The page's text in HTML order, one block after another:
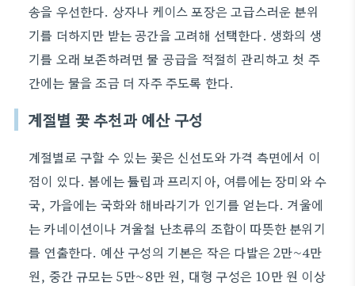
송을 우선한다. 상자나 케이스 포장은 고급스러운 분위
기를 더하지만 받는 공간을 고려해 선택한다. 생화의 생
기를 오래 보존하려면 물 공급을 적절히 관리하고 첫 주
간에는 물을 조금 더 자주 주도록 한다.
계절별 꽃 추천과 예산 구성
계절별로 구할 수 있는 꽃은 신선도와 가격 측면에서 이
점이 있다. 봄에는 튤립과 프리지아, 여름에는 장미와 수
국, 가을에는 국화와 해바라기가 인기를 얻는다. 겨울에
는 카네이션이나 겨울철 난초류의 조합이 따뜻한 분위기
를 연출한다. 예산 구성의 기본은 작은 다발은 2만~4만
원, 중간 규모는 5만~8만 원, 대형 구성은 10만 원 이상